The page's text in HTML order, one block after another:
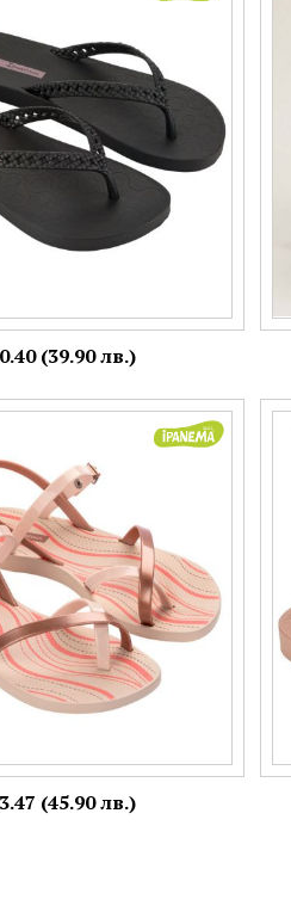
(39.90 лв.)
сандали IPANEMA в
детайли 82842bd408
Още цветове:
+2
(45.90 лв.)